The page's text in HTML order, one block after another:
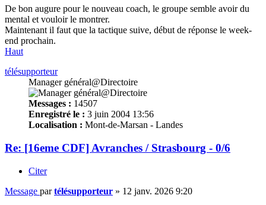
De bon augure pour le nouveau coach, le groupe semble avoir du
mental et vouloir le montrer.
Maintenant il faut que la tactique suive, début de réponse le week-
end prochain.
Haut
télésupporteur
Manager général@Directoire
Messages : 14507
Enregistré le : 3 juin 2004 13:56
Localisation : Mont-de-Marsan - Landes
Re: [16eme CDF] Avranches / Strasbourg - 0/6
Citer
Message partélésupporteur » 12 janv. 2026 9:20